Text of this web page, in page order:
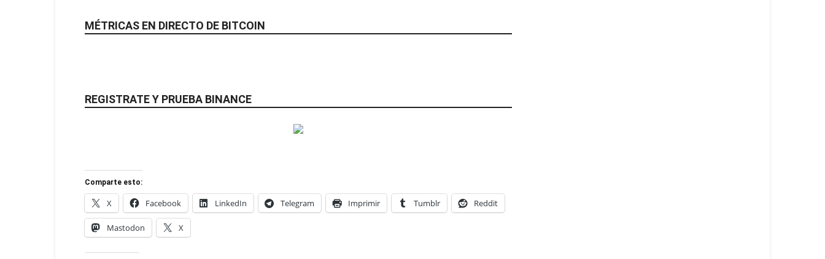
MÉTRICAS EN DIRECTO DE BITCOIN
REGISTRATE Y PRUEBA BINANCE
Comparte esto:
X Facebook LinkedIn Telegram Imprimir Tumblr Reddit
Mastodon X